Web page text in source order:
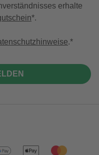
erhalte
*.
.